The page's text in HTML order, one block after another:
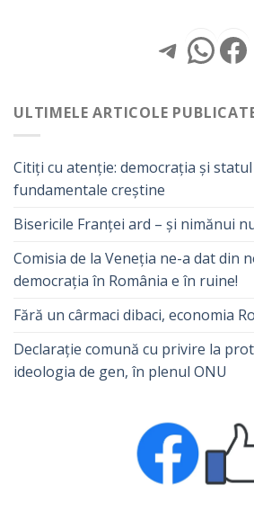
ULTIMELE ARTICOLE
Citiți cu atenție: democrația și
fundamentale creștine
Bisericile Franței ard – și nimănui
Comisia de la Veneția ne-a dat din
democrația în România e în ruine!
Fără un cârmaci dibaci, economia
Declarație comună cu privire la
ideologia de gen, în plenul ONU